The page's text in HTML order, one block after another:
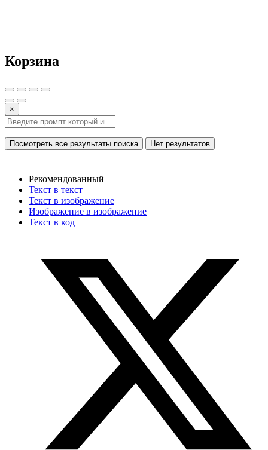
Корзина
×
Посмотреть все результаты поиска Нет результатов
Рекомендованный
Текст в текст
Текст в изображение
Изображение в изображение
Текст в код